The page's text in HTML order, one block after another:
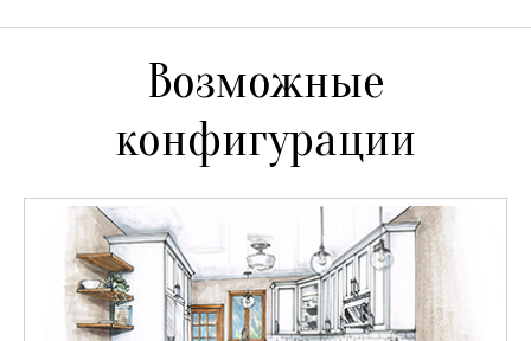
Возможные
конфигурации